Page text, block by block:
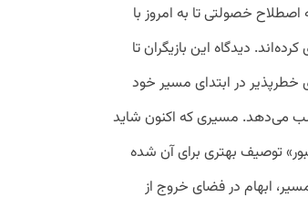
خصولتی تا به امروز با
دیدگاه این بازیگران تا
در ابتدای مسیر خود
می‌دهد. مسیری که اکنون شاید
توصیف بهتری برای آن شده
ابهام در فضای خروج از